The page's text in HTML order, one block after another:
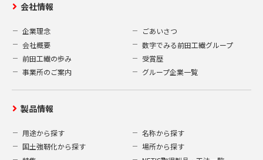
会社情報
企業理念
ごあいさつ
会社概要
数字でみる前田工繊グループ
前田工繊の歩み
受賞歴
事業所のご案内
グループ企業一覧
製品情報
用途から探す
名称から探す
国土強靭化から探す
場所から探す